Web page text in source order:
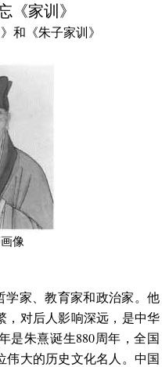
《家训》
《朱子家训》
像
家、教育家和政治家。他
，对后人影响深远，是中华
是朱熹诞生880周年，全国
伟大的历史文化名人。中国